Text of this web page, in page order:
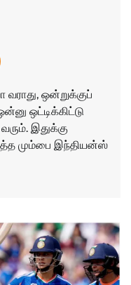
வராது, ஒன்றுக்குப்
ஒட்டிக்கிட்டு
இதுக்கு
மும்பை இந்தியன்ஸ்